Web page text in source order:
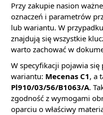
Przy zakupie nasion
oznaczeń i parametrów
lub wariantu. W
znajdują się wszystkie
warto zachować w
W specyfikacji pojawia się
wariantu: Mecenas C1, a
Pl910/03/56/B1063/A.
zgodność z wymogami
oparciu o właściwy